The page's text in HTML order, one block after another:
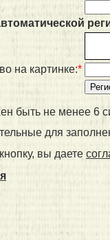
на картинке:*
быть не менее 6
для
вы даете